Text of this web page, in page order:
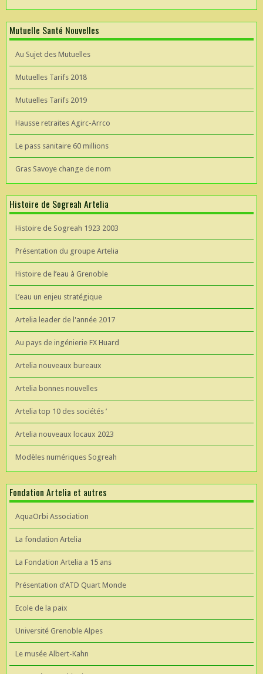
Mutuelle Santé Nouvelles
Au Sujet des Mutuelles
Mutuelles Tarifs 2018
Mutuelles Tarifs 2019
Hausse retraites Agirc-Arrco
Le pass sanitaire 60 millions
Gras Savoye change de nom
Histoire de Sogreah Artelia
Histoire de Sogreah 1923 2003
Présentation du groupe Artelia
Histoire de l’eau à Grenoble
L’eau un enjeu stratégique
Artelia leader de l'année 2017
Au pays de ingénierie FX Huard
Artelia nouveaux bureaux
Artelia bonnes nouvelles
Artelia top 10 des sociétés ’
Artelia nouveaux locaux 2023
Modèles numériques Sogreah
Fondation Artelia et autres
AquaOrbi Association
La fondation Artelia
La Fondation Artelia a 15 ans
Présentation d’ATD Quart Monde
Ecole de la paix
Université Grenoble Alpes
Le musée Albert-Kahn